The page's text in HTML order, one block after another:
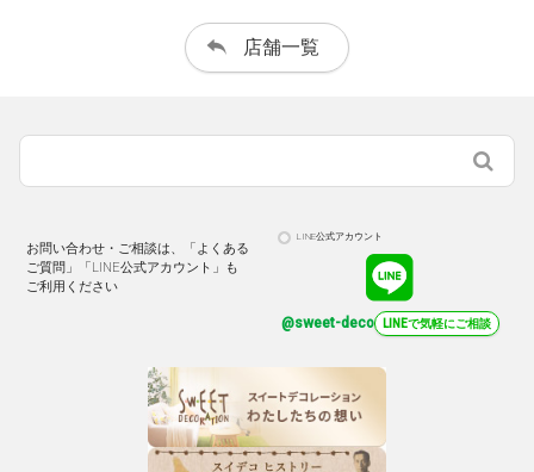
店舗一覧
お問い合わせ・ご相談は、「よくある
ご質問」「LINE公式アカウント」も
ご利用ください
LINE公式アカウント
@sweet-deco LINEで気軽にご相談